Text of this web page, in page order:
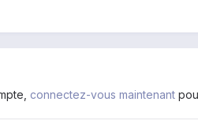
connectez-vous maintenant